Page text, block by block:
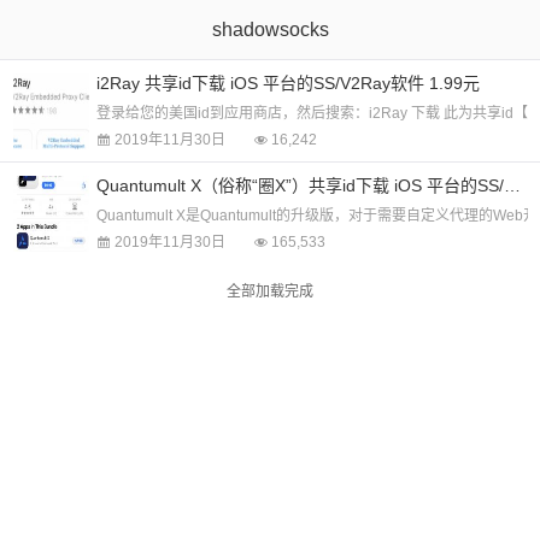
shadowsocks
i2Ray 共享id下载 iOS 平台的SS/V2Ray软件 1.99元
登录给您的美国id到应用商店，然后搜索：i2Ray 下载 此为共享id
2019年11月30日
16,242
Quantumult X是Quantumult的升级版，对于需要自定义代理的Web
2019年11月30日
165,533
全部加载完成